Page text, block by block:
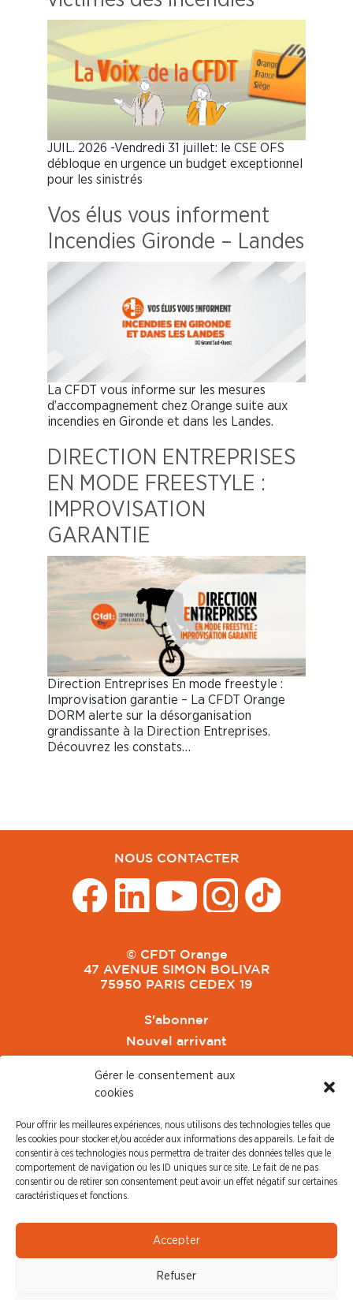
Gérer le consentement aux
cookies
Pour offrir les meilleures expériences, nous utilisons des technologies telles que
les cookies pour stocker et/ou accéder aux informations des appareils. Le fait de
consentir à ces technologies nous permettra de traiter des données telles que le
comportement de navigation ou les ID uniques sur ce site. Le fait de ne pas
consentir ou de retirer son consentement peut avoir un effet négatif sur certaines
caractéristiques et fonctions.
Accepter
Refuser
JUIL. 2026 -Vendredi 31 juillet: le CSE OFS
débloque en urgence un budget exceptionnel
pour les sinistrés
Vos élus vous informent
Incendies Gironde – Landes
La CFDT vous informe sur les mesures
d’accompagnement chez Orange suite aux
incendies en Gironde et dans les Landes.
DIRECTION ENTREPRISES
EN MODE FREESTYLE :
IMPROVISATION
GARANTIE
Direction Entreprises En mode freestyle :
Improvisation garantie – La CFDT Orange
DORM alerte sur la désorganisation
grandissante à la Direction Entreprises.
Découvrez les constats…
NOUS CONTACTER
© CFDT Orange
47 AVENUE SIMON BOLIVAR
75950 PARIS CEDEX 19
S'abonner
Nouvel arrivant
CFDT Cadres
CFDT Retraités
L'UFFA
PRESSE
Communiqué de Presse
Revue de Presse